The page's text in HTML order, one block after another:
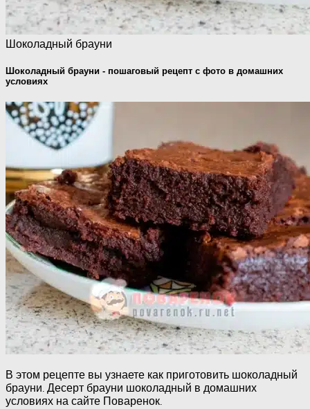
Шоколадный брауни
Шоколадный брауни - пошаговый рецепт с фото в домашних
условиях
В этом рецепте вы узнаете как приготовить шоколадный
брауни. Десерт брауни шоколадный в домашних
условиях на сайте Поваренок.